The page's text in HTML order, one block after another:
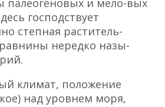
палеогеновых и мело-вых
господствует
степная раститель-
нередко назы-
климат, положение
над уровнем моря,